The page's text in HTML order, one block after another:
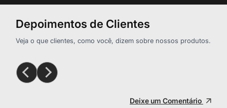
Depoimentos de Clientes
Veja o que clientes, como você, dizem sobre nossos produtos.
Deixe um Comentário